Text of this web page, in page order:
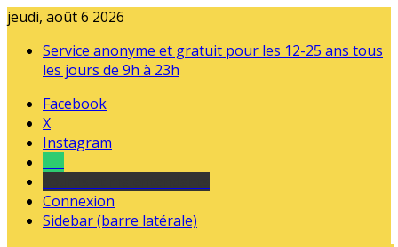
jeudi, août 6 2026
Service anonyme et gratuit pour les 12-25 ans tous
les jours de 9h à 23h
Facebook
X
Instagram
Connexion
Sidebar (barre latérale)